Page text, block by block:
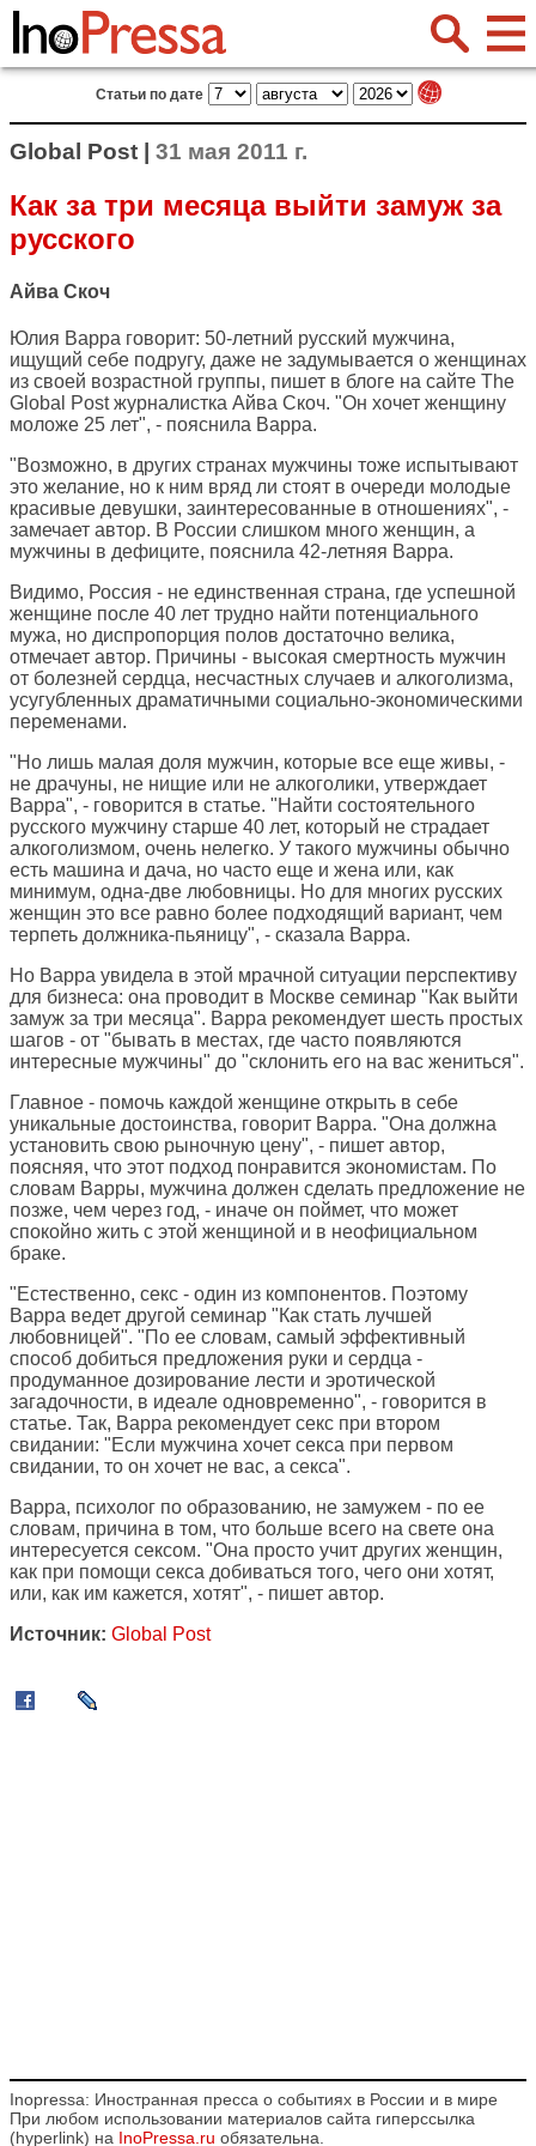
Статьи по дате
Global Post | 31 мая 2011 г.
Как за три месяца выйти замуж за
русского
Айва Скоч
Юлия Варра говорит: 50-летний русский мужчина,
ищущий себе подругу, даже не задумывается о женщинах
из своей возрастной группы, пишет в блоге на сайте The
Global Postжурналистка Айва Скоч. "Он хочет женщину
моложе 25 лет", - пояснила Варра.
"Возможно, в других странах мужчины тоже испытывают
это желание, но к ним вряд ли стоят в очереди молодые
красивые девушки, заинтересованные в отношениях", -
замечает автор. В России слишком много женщин, а
мужчины в дефиците, пояснила 42-летняя Варра.
Видимо, Россия - не единственная страна, где успешной
женщине после 40 лет трудно найти потенциального
мужа, но диспропорция полов достаточно велика,
отмечает автор. Причины - высокая смертность мужчин
от болезней сердца, несчастных случаев и алкоголизма,
усугубленных драматичными социально-экономическими
переменами.
"Но лишь малая доля мужчин, которые все еще живы, -
не драчуны, не нищие или не алкоголики, утверждает
Варра", - говорится в статье. "Найти состоятельного
русского мужчину старше 40 лет, который не страдает
алкоголизмом, очень нелегко. У такого мужчины обычно
есть машина и дача, но часто еще и жена или, как
минимум, одна-две любовницы. Но для многих русских
женщин это все равно более подходящий вариант, чем
терпеть должника-пьяницу", - сказала Варра.
Но Варра увидела в этой мрачной ситуации перспективу
для бизнеса: она проводит в Москве семинар "Как выйти
замуж за три месяца". Варра рекомендует шесть простых
шагов - от "бывать в местах, где часто появляются
интересные мужчины" до "склонить его на вас жениться".
Главное - помочь каждой женщине открыть в себе
уникальные достоинства, говорит Варра. "Она должна
установить свою рыночную цену", - пишет автор,
поясняя, что этот подход понравится экономистам. По
словам Варры, мужчина должен сделать предложение не
позже, чем через год, - иначе он поймет, что может
спокойно жить с этой женщиной и в неофициальном
браке.
"Естественно, секс - один из компонентов. Поэтому
Варра ведет другой семинар "Как стать лучшей
любовницей". "По ее словам, самый эффективный
способ добиться предложения руки и сердца -
продуманное дозирование лести и эротической
загадочности, в идеале одновременно", - говорится в
статье. Так, Варра рекомендует секс при втором
свидании: "Если мужчина хочет секса при первом
свидании, то он хочет не вас, а секса".
Варра, психолог по образованию, не замужем - по ее
словам, причина в том, что больше всего на свете она
интересуется сексом. "Она просто учит других женщин,
как при помощи секса добиваться того, чего они хотят,
или, как им кажется, хотят", - пишет автор.
Источник: Global Post
Inopressa: Иностранная пресса о событиях в России и в мире
При любом использовании материалов сайта гиперссылка
(hyperlink) на InoPressa.ru обязательна.